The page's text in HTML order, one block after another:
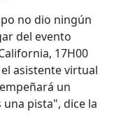
no dio ningún
del evento
17H00
asistente virtual
un
pista", dice la